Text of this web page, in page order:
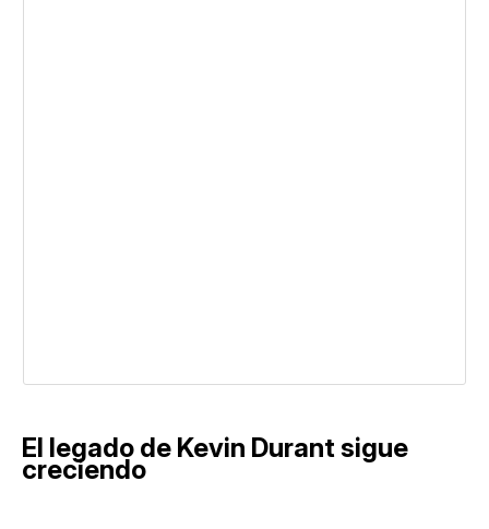
El legado de Kevin Durant sigue
creciendo